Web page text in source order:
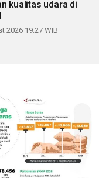
kualitas udara di
2026 19:27 WIB